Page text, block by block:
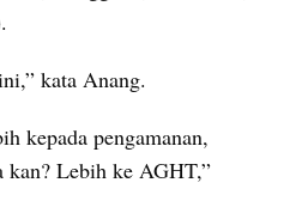
kata Anang.
kepada pengamanan,
kan? Lebih ke AGHT,”